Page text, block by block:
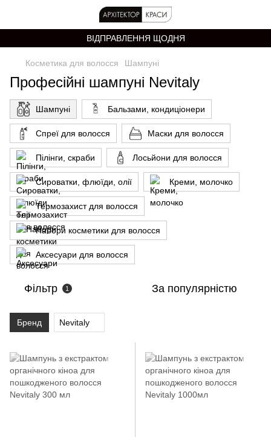
ВІДПРАВЛЕННЯ ЩОДНЯ
Косметика для волосся Шампуні
Професійні шампуні Nevitaly
Шампуні Бальзами, кондиціонери
Спреї для волосся Маски для волосся
Пілінги, скраби Лосьйони для волосся
Сироватки, флюїди, олії Креми, молочко
Термозахист для волосся
Набори косметики для волосся
Аксесуари для волосся
Фільтр 1 За популярністю
Бренд Nevitaly